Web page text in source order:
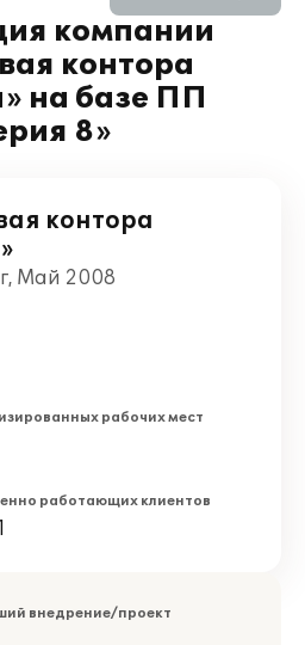
компании
контора
на базе ПП
8»
контора
Май 2008
рабочих мест
работающих клиентов
внедрение/проект